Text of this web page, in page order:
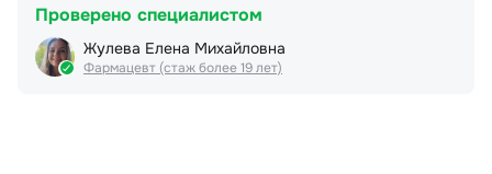
Проверено специалистом
Жулева Елена Михайловна
Фармацевт (стаж более 19 лет)